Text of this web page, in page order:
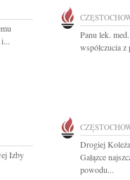
Panu lek.
współczucia
Izby
Drogiej
Gałązce
powodu...